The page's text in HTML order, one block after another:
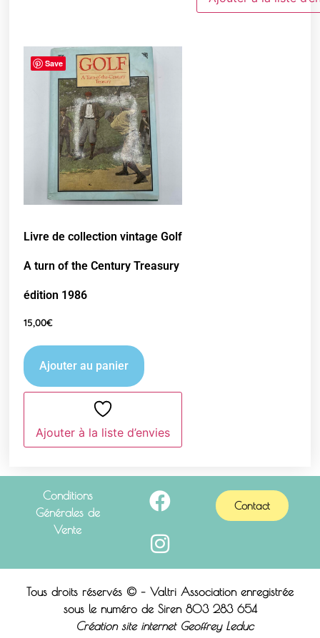
Save
Livre de collection vintage Golf
A turn of the Century Treasury
édition 1986
15,00€
Ajouter au panier
Ajouter à la liste d’envies
Conditions
Générales de
Vente
Contact
Tous droits réservés © – Valtri Association enregistrée
sous le numéro de Siren 803 283 654
Création site internet Geoffrey Leduc